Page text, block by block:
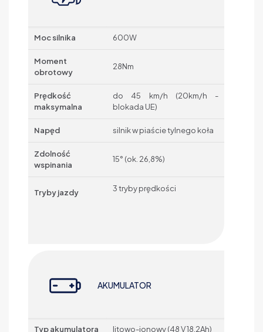
Moc silnika 600W
Moment
obrotowy
28Nm
Prędkość
maksymalna
do 45 km/h (20km/h -
blokada UE)
Napęd silnik w piaście tylnego koła
Zdolność
wspinania
15° (ok. 26,8%)
Tryby jazdy 3 tryby prędkości
AKUMULATOR
Typ akumulatora litowo-jonowy (48 V 18,2Ah)